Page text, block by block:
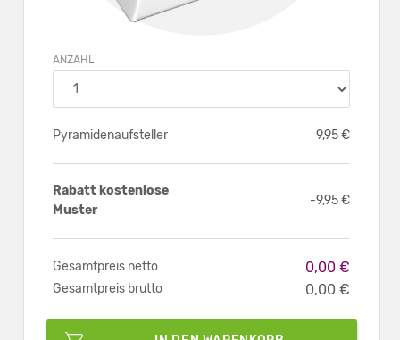
ANZAHL
Pyramidenaufsteller 9,95 €
Rabatt kostenlose
Muster
-9,95 €
Gesamtpreis netto 0,00 €
Gesamtpreis brutto 0,00 €